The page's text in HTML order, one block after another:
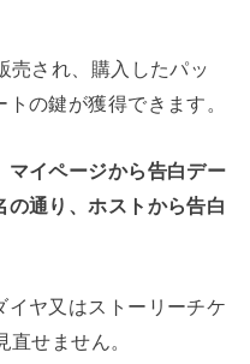
売され、購入したパッ
の鍵が獲得できます。
マイページから告白デー
の通り、ホストから告白
イヤ又はストーリーチケ
せません。